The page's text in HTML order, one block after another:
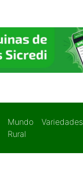
Mundo
Rural
Variedades